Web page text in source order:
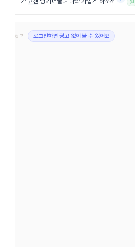
원
광고 로그인하면 광고 없이 볼 수 있어요